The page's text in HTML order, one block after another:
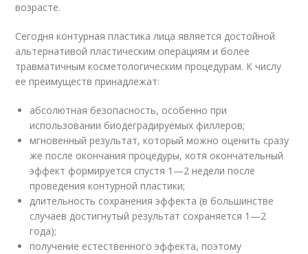
возрасте.
Сегодня контурная пластика лица является достойной
альтернативой пластическим операциям и более
травматичным косметологическим процедурам. К числу
ее преимуществ принадлежат:
абсолютная безопасность, особенно при
использовании биодеградируемых филлеров;
мгновенный результат, который можно оценить сразу
же после окончания процедуры, хотя окончательный
эффект формируется спустя 1—2 недели после
проведения контурной пластики;
длительность сохранения эффекта (в большинстве
случаев достигнутый результат сохраняется 1—2
года);
получение естественного эффекта, поэтому